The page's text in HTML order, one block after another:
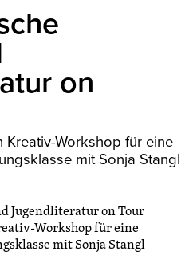
on
Kreativ-Workshop für eine
mit Sonja Stangl
Jugendliteratur on Tour
Workshop für eine
mit Sonja Stangl